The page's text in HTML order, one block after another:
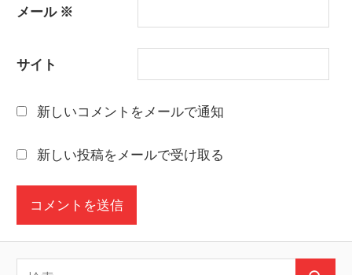
メール ※
サイト
新しいコメントをメールで通知
新しい投稿をメールで受け取る